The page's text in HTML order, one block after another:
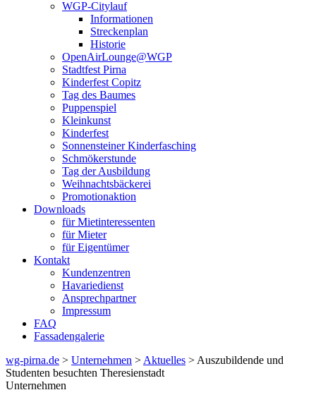
WGP-Citylauf
Informationen
Streckenplan
Historie
OpenAirLounge@WGP
Stadtfest Pirna
Kinderfest Copitz
Tag des Baumes
Puppenspiel
Kleinkunst
Kinderfest
Sonnensteiner Kinderfasching
Schmökerstunde
Tag der Ausbildung
Weihnachtsbäckerei
Promotionaktion
Downloads
für Mietinteressenten
für Mieter
für Eigentümer
Kontakt
Kundenzentren
Havariedienst
Ansprechpartner
Impressum
FAQ
Fassadengalerie
wg-pirna.de > Unternehmen > Aktuelles > Auszubildende und
Studenten besuchten Theresienstadt
Unternehmen